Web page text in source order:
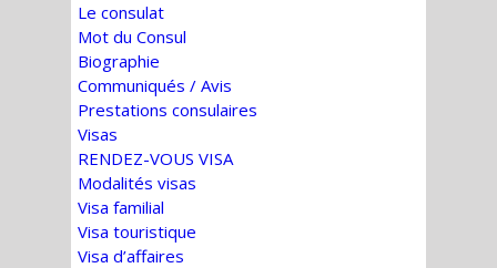
Le consulat
Mot du Consul
Biographie
Communiqués / Avis
Prestations consulaires
Visas
RENDEZ-VOUS VISA
Modalités visas
Visa familial
Visa touristique
Visa d’affaires